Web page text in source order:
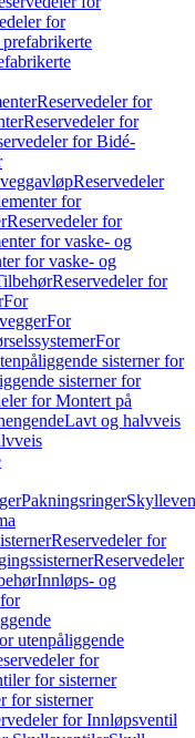
for
Reservedeler for
Reservedeler for
for Bidé-
Reservedeler
for
Reservedeler for
for vaske- og
for vaske- og
Reservedeler for
For
For
For
sisterner for
sisterner for
for Montert på
Lavt og halvveis
Pakningsringer
Reservedeler for
Reservedeler
Innløps- og
utenpåliggende
for
for sisterner
for sisterner
for Innløpsventil